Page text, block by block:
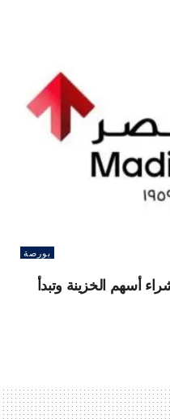
بورصة
أسهم الخزينة وتبدأ